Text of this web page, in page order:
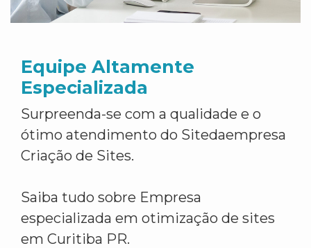
Equipe Altamente
Especializada
Surpreenda-se com a qualidade e o
ótimo atendimento do Sitedaempresa
Criação de Sites.
Saiba tudo sobre Empresa
especializada em otimização de sites
em Curitiba PR.